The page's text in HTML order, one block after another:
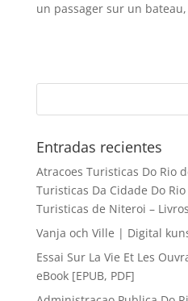
un passager sur un
Entradas recientes
Atracoes Turisticas Do Rio
Turisticas Da Cidade Do
Turisticas de Niteroi –
Vanja och Ville | Digital
Essai Sur La Vie Et Les
eBook [EPUB, PDF]